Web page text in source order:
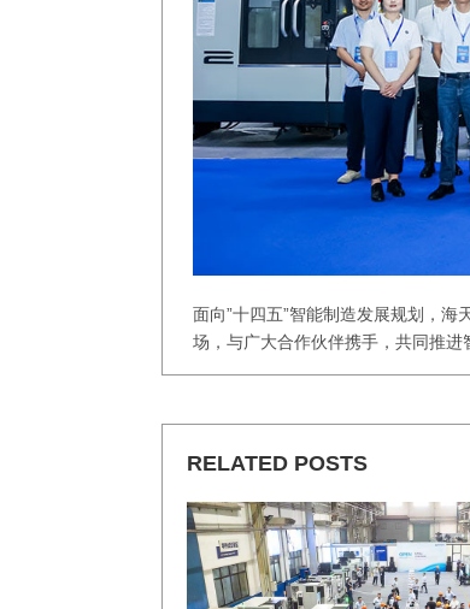
面向”十四五”智能制造发展规划，
场，与广大合作伙伴携手，共同推进
RELATED POSTS